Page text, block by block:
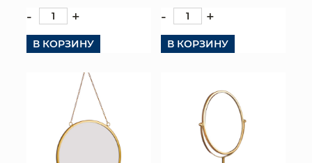
- +
В КОРЗИНУ
- +
В КОРЗИНУ